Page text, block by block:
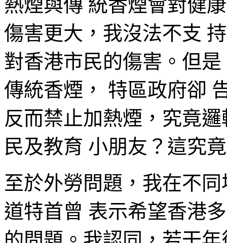
熱煙與傳 統香煙會對健
傷害更大，我沒法不支
對香港市民的傷害。但
傳統香煙， 特區政府卻
反而禁止加熱煙，究竟
民及教育 小朋友？這究
至於外勞問題，我在不
道特首曾 表示希望香港